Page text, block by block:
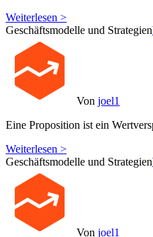
Weiterlesen >
Geschäftsmodelle und Strategien
Von joel1
Eine Proposition ist ein
Weiterlesen >
Geschäftsmodelle und Strategien
Von joel1